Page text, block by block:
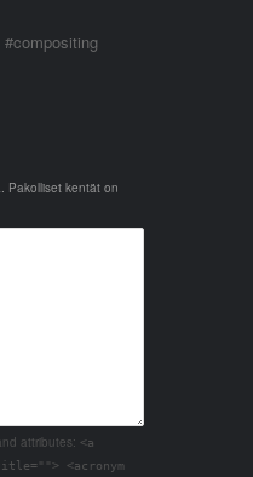
Pakolliset kentät on
attributes: <a
<acronym